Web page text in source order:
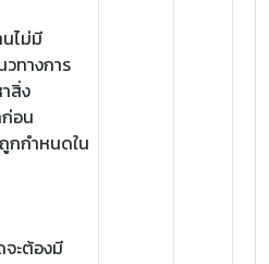
ไม่มี
ทางการ
สิ่ง
อน
กกำหนดใน
ะต้องมี